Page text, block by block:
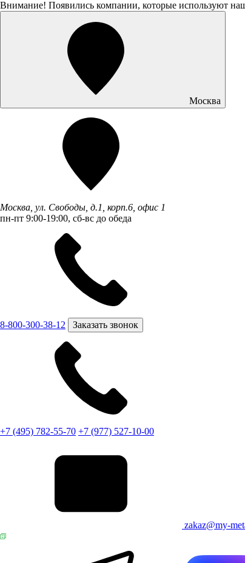
Внимание! Появились компании, которые используют
Москва
Москва, ул. Свободы, д.1, корп.6, офис 1
пн-пт 9:00-19:00, сб-вс до обеда
8-800-300-38-12 Заказать звонок
+7 (495) 782-55-70 +7 (977) 527-10-00
zakaz@my-